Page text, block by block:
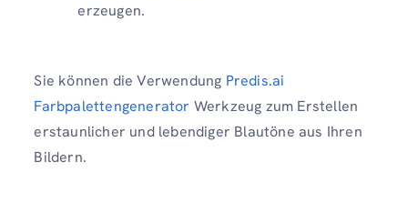
erzeugen.
Sie können die Verwendung Predis.ai
Farbpalettengenerator Werkzeug zum Erstellen
erstaunlicher und lebendiger Blautöne aus Ihren
Bildern.